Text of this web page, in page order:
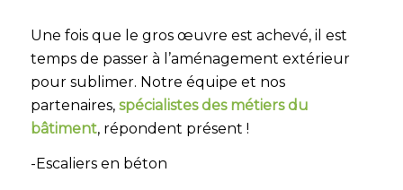
Une fois que le gros œuvre est achevé, il est
temps de passer à l’aménagement extérieur
pour sublimer. Notre équipe et nos
partenaires,spécialistes des métiers du
bâtiment, répondent présent !
-Escaliers en béton